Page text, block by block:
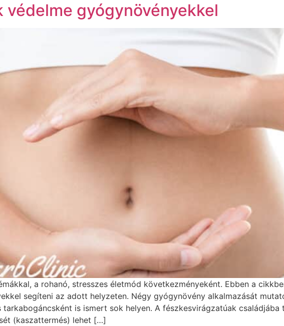
védelme gyógynövényekkel
a rohanó, stresszes életmód következményeként. Ebben a
segíteni az adott helyzeten. Négy gyógynövény alkalmazását
tarkabogáncsként is ismert sok helyen. A fészkesvirágzatúak
(kaszattermés) lehet […]